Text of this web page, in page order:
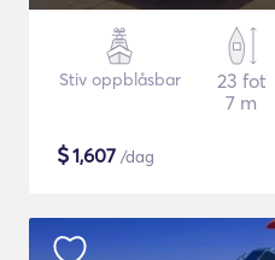
Stiv oppblåsbar
23 fot
7 m
$1,607 /dag